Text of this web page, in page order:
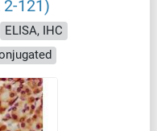
121)
ELISA, IHC